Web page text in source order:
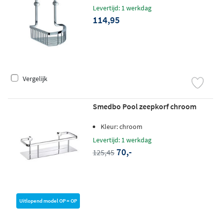
Levertijd: 1 werkdag
114,95
Vergelijk
Uitlopend model OP = OP
Smedbo Pool zeepkorf chroom
Kleur: chroom
Levertijd: 1 werkdag
125,45 70,-